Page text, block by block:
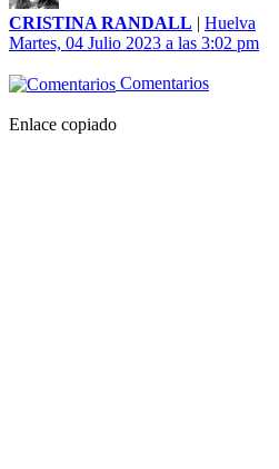
CRISTINA RANDALL | Huelva
Martes, 04 Julio 2023 a las 3:02 pm
Comentarios
Enlace copiado